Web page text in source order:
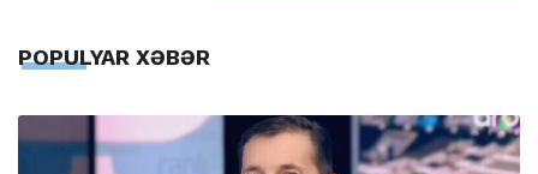
POPULYAR XƏBƏR